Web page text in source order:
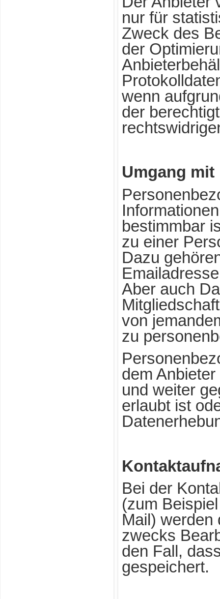
nur für
Zweck des
der
wenn
der
Umgang mit
bestimmbar
zu einer
Dazu
Aber auch
von
zu
dem
und weiter
erlaubt ist
Bei der
(zum
Mail) werden
zwecks
den Fall,
gespeichert.